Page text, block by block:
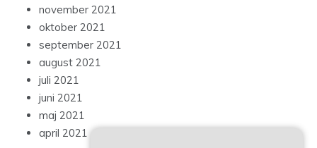
november 2021
oktober 2021
september 2021
august 2021
juli 2021
juni 2021
maj 2021
april 2021